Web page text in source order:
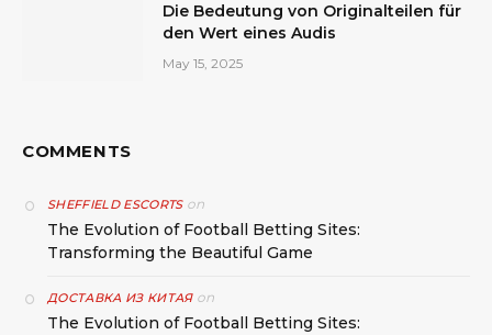
Die Bedeutung von Originalteilen für
den Wert eines Audis
May 15, 2025
COMMENTS
SHEFFIELD ESCORTSon
The Evolution of Football Betting Sites:
Transforming the Beautiful Game
ДОСТАВКА ИЗ КИТАЯon
The Evolution of Football Betting Sites: